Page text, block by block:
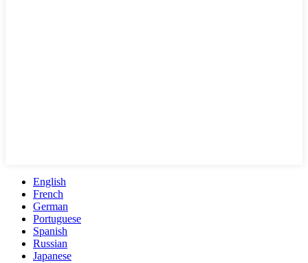
English
French
German
Portuguese
Spanish
Russian
Japanese